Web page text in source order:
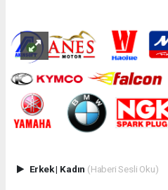
Erkek| Kadın (Haberi Sesli Oku)